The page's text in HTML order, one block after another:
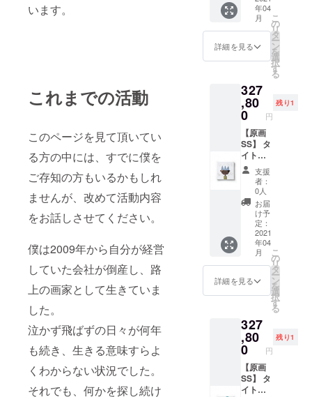
います。
これまでの活動
このページを見て頂いてい
る方の中には、すでに僕を
ご存知の方もいるかもしれ
ませんが、改めて活動内容
をお話しさせてください。
僕は2009年から自分が経営
していた会社が倒産し、路
上の画家として生きていま
した。
泣かず飛ばずの日々が何年
も続き、生きる意味すらよ
くわからない状況でした。
それでも、何かを探し続け
して描
いた一
点もの
の原画
サイ
㎝×20㎝
素材：
Oil and
E-
waste
on
Canvas
年04
月
詳細を見る
こ
の
リ
タ
ー
ン
を
選
択
す
る
327
,80
0 円
残り1
【原画
SS】 タ
イト
ル：
『あし
たもあ
りが
と』 長
坂真護
がE-
WASTE
を使用
して描
いた一
点もの
ズ：20
㎝×20㎝
素材：
Oil and
E-
waste
on
支援
者：
0人
お届
け予
定：
2021
年04
月
詳細を見る
こ
の
リ
タ
ー
ン
を
選
択
す
る
327
,80
0 円
残り1
【原画
SS】 タ
イト